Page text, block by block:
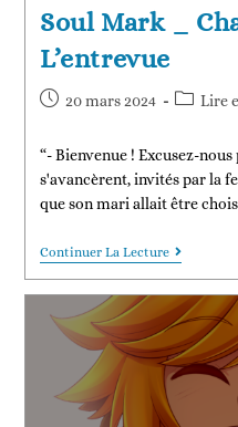
Soul Mark _
L’entrevue
20 mars 2024 Lire
“- Bienvenue ! Excusez-
s'avancèrent, invités par la
que son mari allait être
Continuer La Lecture